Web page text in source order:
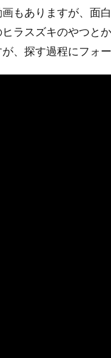
もありますが、面
ラスズキのやつと
、探す過程にフォ